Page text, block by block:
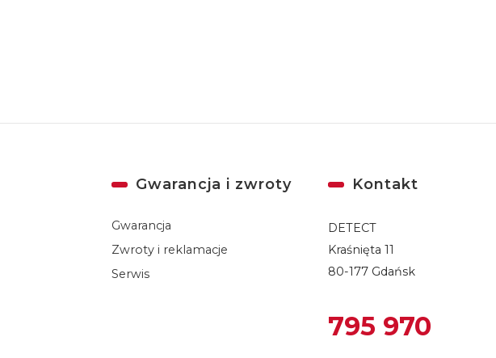
Gwarancja i zwroty
Gwarancja
Zwroty i reklamacje
Serwis
Kontakt
DETECT
Kraśnięta 11
80-177 Gdańsk
795 970